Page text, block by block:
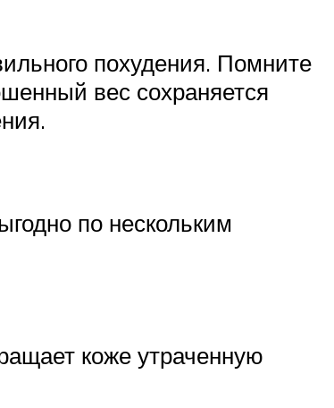
похудения. Помните
вес сохраняется
по нескольким
коже утраченную